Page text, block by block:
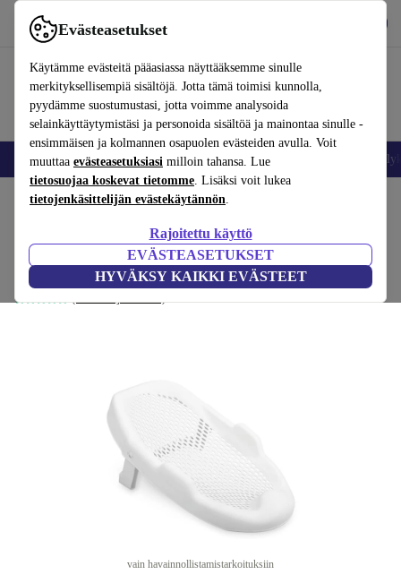
Evästeasetukset
Käytämme evästeitä pääasiassa näyttääksemme sinulle
merkityksellisempiä sisältöjä. Jotta tämä toimisi kunnolla,
pyydämme suostumustasi, jotta voimme analysoida
selainkäyttäytymistäsi ja personoida sisältöä ja mainontaa sinulle -
ensimmäisen ja kolmannen osapuolen evästeiden avulla. Voit
muuttaa evästeasetuksiasi milloin tahansa. Lue
tietosuojaa koskevat tietomme. Lisäksi voit lukea
tietojenkäsittelijän evästekäytännön.
Rajoitettu käyttö
EVÄSTEASETUKSET
HYVÄKSY KAIKKI EVÄSTEET
Käytä refurbed-palvelua nopeasti ja helposti
Matkapuhelimet ja älypuhelimet Kannettavat tietokoneet
Koti Vauvat ja lapset Potat ja pesut Kylpyistuimet
Hauck vauvan kylpyistuin
valkoinen
vain havainnollistamistarkoituksiin